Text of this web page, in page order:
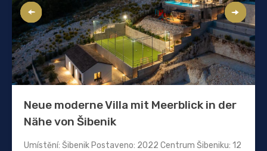
Neue moderne Villa mit Meerblick in der
Nähe von Šibenik
Umístění: Šibenik Postaveno: 2022 Centrum Šibeniku: 12